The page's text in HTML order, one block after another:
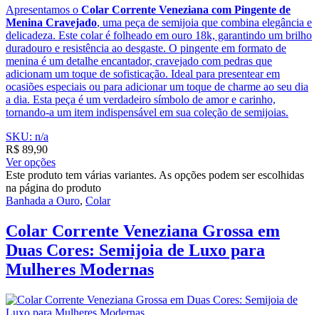
Apresentamos o Colar Corrente Veneziana com Pingente de
Menina Cravejado, uma peça de semijoia que combina elegância e
delicadeza. Este colar é folheado em ouro 18k, garantindo um brilho
duradouro e resistência ao desgaste. O pingente em formato de
menina é um detalhe encantador, cravejado com pedras que
adicionam um toque de sofisticação. Ideal para presentear em
ocasiões especiais ou para adicionar um toque de charme ao seu dia
a dia. Esta peça é um verdadeiro símbolo de amor e carinho,
tornando-a um item indispensável em sua coleção de semijoias.
SKU: n/a
R$ 89,90
Ver opções
Este produto tem várias variantes. As opções podem ser escolhidas
na página do produto
Banhada a Ouro, Colar
Colar Corrente Veneziana Grossa em
Duas Cores: Semijoia de Luxo para
Mulheres Modernas